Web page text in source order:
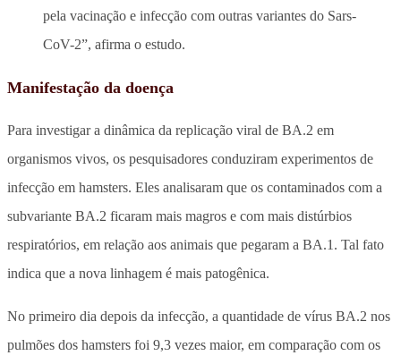
pela vacinação e infecção com outras variantes do Sars-
CoV-2”, afirma o estudo.
Manifestação da doença
Para investigar a dinâmica da replicação viral de BA.2 em
organismos vivos, os pesquisadores conduziram experimentos de
infecção em hamsters. Eles analisaram que os contaminados com a
subvariante BA.2 ficaram mais magros e com mais distúrbios
respiratórios, em relação aos animais que pegaram a BA.1. Tal fato
indica que a nova linhagem é mais patogênica.
No primeiro dia depois da infecção, a quantidade de vírus BA.2 nos
pulmões dos hamsters foi 9,3 vezes maior, em comparação com os